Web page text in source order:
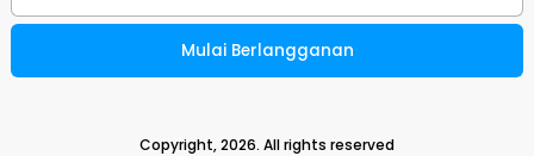
Mulai Berlangganan
Copyright,2026. All rights reserved